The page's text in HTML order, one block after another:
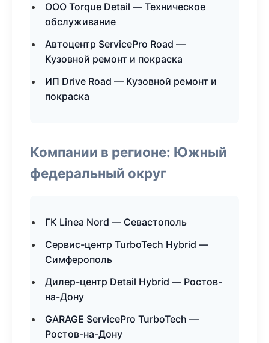
ООО Torque Detail — Техническое
обслуживание
Автоцентр ServicePro Road —
Кузовной ремонт и покраска
ИП Drive Road — Кузовной ремонт и
покраска
Компании в регионе: Южный
федеральный округ
ГК Linea Nord — Севастополь
Сервис-центр TurboTech Hybrid —
Симферополь
Дилер-центр Detail Hybrid — Ростов-
на-Дону
GARAGE ServicePro TurboTech —
Ростов-на-Дону